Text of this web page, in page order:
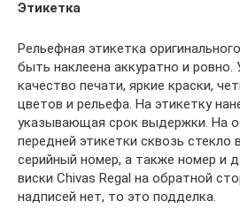
Этикетка
Рельефная этикетка
быть наклеена аккуратно и ровно.
качество печати, яркие краски,
цветов и рельефа. На этикетку
указывающая срок выдержки. На
передней этикетки сквозь стекло
серийный номер, а также номер и
виски Chivas Regal на обратной
надписей нет, то это подделка.